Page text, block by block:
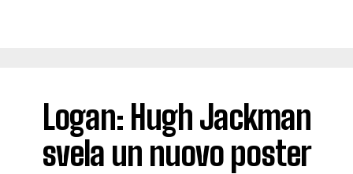
Logan: Hugh Jackman
svela un nuovo poster